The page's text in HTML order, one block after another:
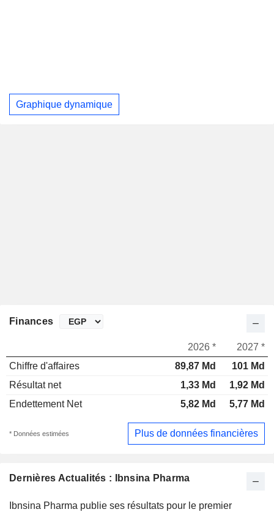
Graphique dynamique
Dernières Actualités : Ibnsina Pharma
Ibnsina Pharma publie ses résultats pour le premier
Finances
2026 *
2027 *
Chiffre d'affaires
89,87 Md
101 Md
Résultat net
1,33 Md
1,92 Md
Endettement Net
5,82 Md 5,77 Md
* Données estimées Plus de données financières